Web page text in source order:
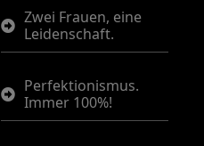
Zwei Frauen, eine
Leidenschaft.
Perfektionismus.
Immer 100%!